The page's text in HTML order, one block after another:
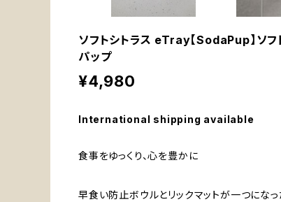
ソフトシトラス eTray【SodaPup】ソ
パップ
¥4,980
International shipping available
食事をゆっくり、心を豊かに
早食い防止ボウルとリックマットが一つにな